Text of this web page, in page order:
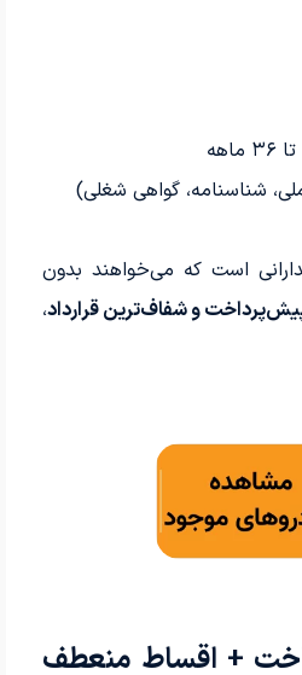
شناسنامه، گواهی شغلی)
است که می‌خواهند بدون
و شفاف‌ترین قرارداد،
+ اقساط منعطف